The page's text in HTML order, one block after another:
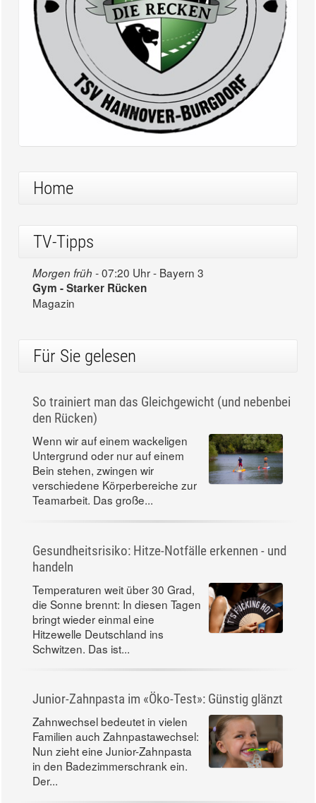
Home
TV-Tipps
Morgen früh -07:20 Uhr - Bayern 3
Gym - Starker Rücken
Magazin
Für Sie gelesen
So trainiert man das Gleichgewicht (und nebenbei
den Rücken)
Wenn wir auf einem wackeligen
Untergrund oder nur auf einem
Bein stehen, zwingen wir
verschiedene Körperbereiche zur
Teamarbeit. Das große...
Gesundheitsrisiko: Hitze-Notfälle erkennen - und
handeln
Temperaturen weit über 30 Grad,
die Sonne brennt: In diesen Tagen
bringt wieder einmal eine
Hitzewelle Deutschland ins
Schwitzen. Das ist...
Junior-Zahnpasta im «Öko-Test»: Günstig glänzt
Zahnwechsel bedeutet in vielen
Familien auch Zahnpastawechsel:
Nun zieht eine Junior-Zahnpasta
in den Badezimmerschrank ein.
Der...